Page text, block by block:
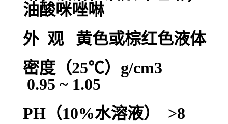
油酸咪唑啉
外 观 黄色或棕红色液体
密度（25℃）g/cm3
0.95 ~ 1.05
PH（10%水溶液） >8